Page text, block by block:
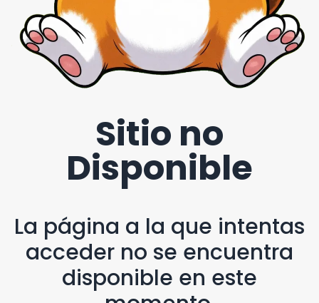
Sitio no
Disponible
La página a la que intentas
acceder no se encuentra
disponible en este